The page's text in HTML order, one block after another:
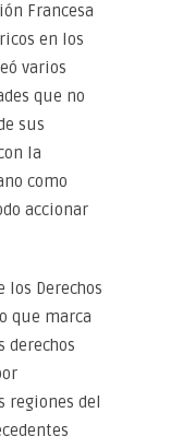
Francesa
en los
varios
que no
sus
la
como
accionar
los Derechos
que marca
derechos
regiones del